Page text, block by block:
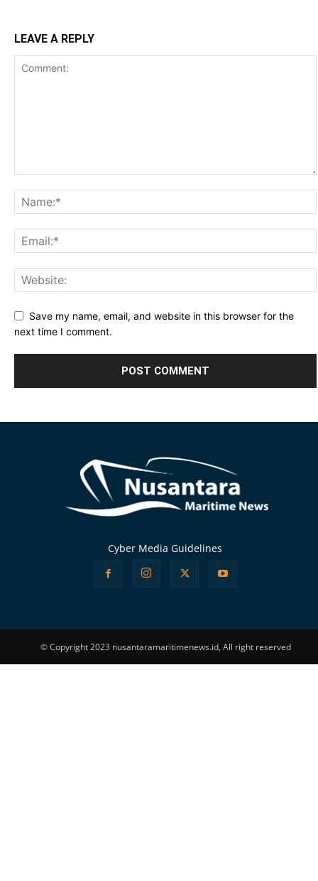
LEAVE A REPLY
Save my name, email, and website in this browser for the
next time I comment.
Cyber Media Guidelines
© Copyright 2023 nusantaramaritimenews.id, All right reserved